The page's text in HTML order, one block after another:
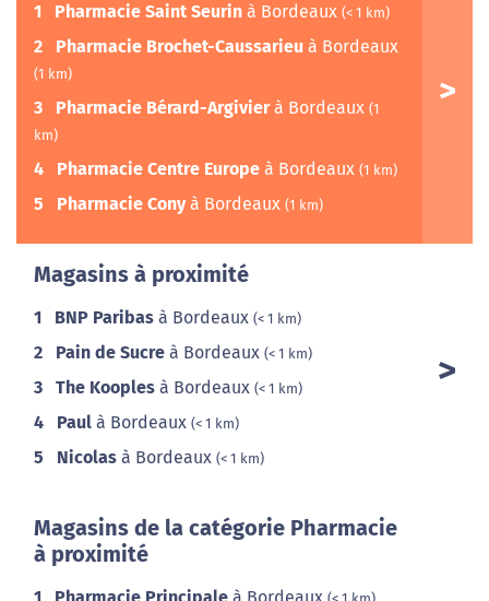
1 Pharmacie Saint Seurin à Bordeaux (< 1 km)
2 Pharmacie Brochet-Caussarieu à Bordeaux
(1 km)
3 Pharmacie Bérard-Argivierà Bordeaux (1
km)
4 Pharmacie Centre Europe à Bordeaux (1 km)
5 Pharmacie Conyà Bordeaux (1 km)
Magasins à proximité
1 BNP Paribas à Bordeaux (< 1 km)
2 Pain de Sucre à Bordeaux (< 1 km)
3 The Kooples à Bordeaux (< 1 km)
4 Paul à Bordeaux (< 1 km)
5 Nicolas à Bordeaux (< 1 km)
Magasins de la catégorie Pharmacie
à proximité